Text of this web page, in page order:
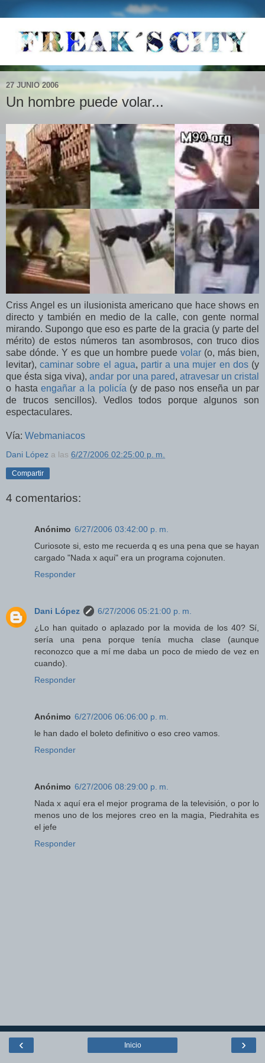
27 JUNIO 2006
Un hombre puede volar...
Criss Angel es un ilusionista americano que hace shows en
directo y también en medio de la calle, con gente normal
mirando. Supongo que eso es parte de la gracia (y parte del
mérito) de estos números tan asombrosos, con truco dios
sabe dónde. Y es que un hombre puedevolar (o, más bien,
levitar),caminar sobre el agua, partir a una mujer en dos(y
que ésta siga viva),andar por una pared, atravesar un cristal
o hasta engañar a la policía (y de paso nos enseña un par
de trucos sencillos). Vedlos todos porque algunos son
espectaculares.
Vía: Webmaniacos
Dani López a las 6/27/2006 02:25:00 p. m.
Compartir
4 comentarios:
Anónimo 6/27/2006 03:42:00 p. m.
Curiosote si, esto me recuerda q es una pena que se hayan
cargado "Nada x aqui" era un programa cojonuten.
Responder
Dani López
6/27/2006 05:21:00 p. m.
¿Lo han quitado o aplazado por la movida de los 40? Sí,
sería una pena porque tenía mucha clase (aunque
reconozco que a mí me daba un poco de miedo de vez en
cuando).
Responder
Anónimo 6/27/2006 06:06:00 p. m.
le han dado el boleto definitivo o eso creo vamos.
Responder
Anónimo 6/27/2006 08:29:00 p. m.
Nada x aquí era el mejor programa de la televisión, o por lo
menos uno de los mejores creo en la magia, Piedrahita es
el jefe
Responder
‹ ›
Inicio